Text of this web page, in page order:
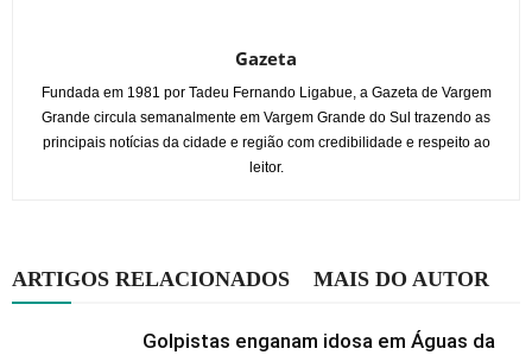
Gazeta
Fundada em 1981 por Tadeu Fernando Ligabue, a Gazeta de Vargem
Grande circula semanalmente em Vargem Grande do Sul trazendo as
principais notícias da cidade e região com credibilidade e respeito ao
leitor.
ARTIGOS RELACIONADOS MAIS DO AUTOR
Golpistas enganam idosa em Águas da